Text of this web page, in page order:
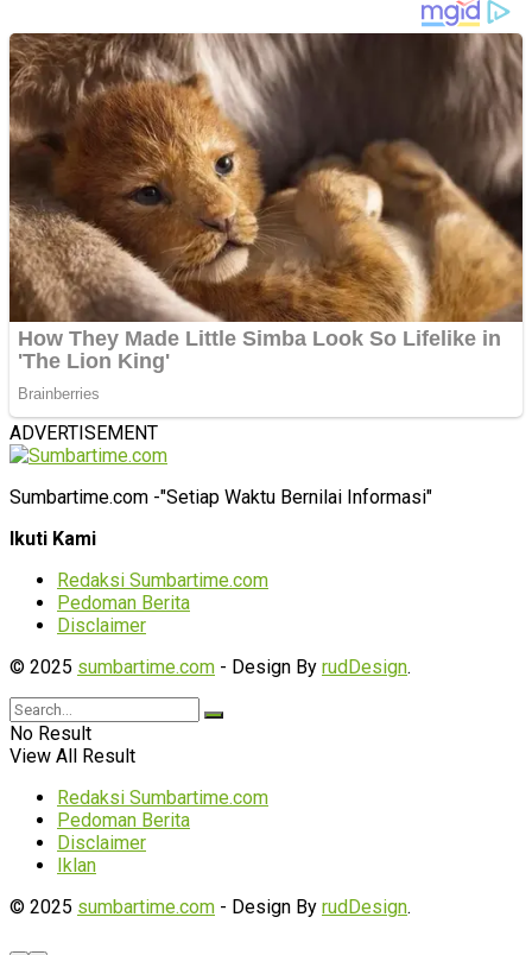
ADVERTISEMENT
Sumbartime.com -"Setiap Waktu Bernilai Informasi"
Ikuti Kami
Redaksi Sumbartime.com
Pedoman Berita
Disclaimer
© 2025 sumbartime.com - Design By rudDesign.
No Result
View All Result
Redaksi Sumbartime.com
Pedoman Berita
Disclaimer
Iklan
© 2025 sumbartime.com - Design By rudDesign.